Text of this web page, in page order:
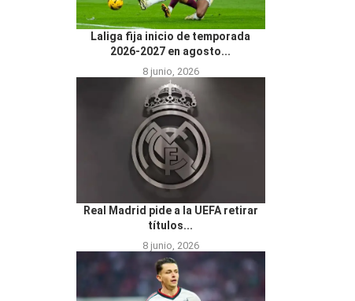
Laliga fija inicio de temporada
2026-2027 en agosto...
8 junio, 2026
Real Madrid pide a la UEFA retirar
títulos...
8 junio, 2026